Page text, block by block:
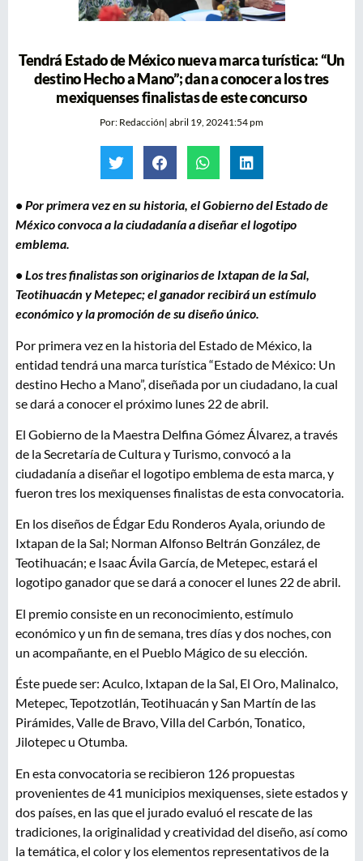
Tendrá Estado de México nueva marca turística: “Un
destino Hecho a Mano”; dan a conocer a los tres
mexiquenses finalistas de este concurso
Por: Redacción| abril 19, 20241:54 pm
• Por primera vez en su historia, el Gobierno del Estado de
México convoca a la ciudadanía a diseñar el logotipo
emblema.
•Los tres finalistas son originarios de Ixtapan de la Sal,
Teotihuacán y Metepec; el ganador recibirá un estímulo
económico y la promoción de su diseño único.
Por primera vez en la historia del Estado de México, la
entidad tendrá una marca turística “Estado de México: Un
destino Hecho a Mano”, diseñada por un ciudadano, la cual
se dará a conocer el próximo lunes 22 de abril.
El Gobierno de la Maestra Delfina Gómez Álvarez, a través
de la Secretaría de Cultura y Turismo, convocó a la
ciudadanía a diseñar el logotipo emblema de esta marca, y
fueron tres los mexiquenses finalistas de esta convocatoria.
En los diseños de Édgar Edu Ronderos Ayala, oriundo de
Ixtapan de la Sal; Norman Alfonso Beltrán González, de
Teotihuacán; e Isaac Ávila García, de Metepec, estará el
logotipo ganador que se dará a conocer el lunes 22 de abril.
El premio consiste en un reconocimiento, estímulo
económico y un fin de semana, tres días y dos noches, con
un acompañante, en el Pueblo Mágico de su elección.
Éste puede ser: Aculco, Ixtapan de la Sal, El Oro, Malinalco,
Metepec, Tepotzotlán, Teotihuacán y San Martín de las
Pirámides, Valle de Bravo, Villa del Carbón, Tonatico,
Jilotepec u Otumba.
En esta convocatoria se recibieron 126 propuestas
provenientes de 41 municipios mexiquenses, siete estados y
dos países, en las que el jurado evaluó el rescate de las
tradiciones, la originalidad y creatividad del diseño, así como
la temática, el color y los elementos representativos de la